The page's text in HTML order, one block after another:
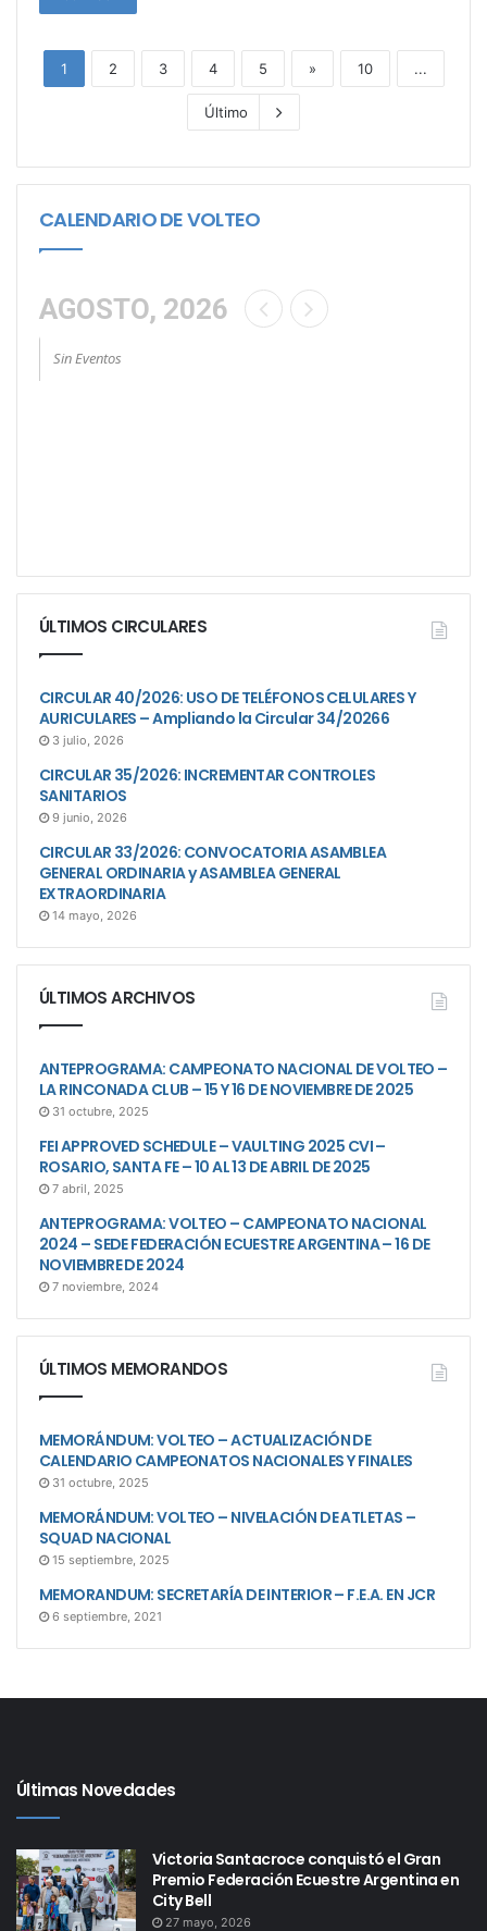
1 2 3 4 5 » 10 ...
Último
CALENDARIO DE VOLTEO
AGOSTO, 2026
Sin Eventos
ÚLTIMOS CIRCULARES
CIRCULAR 40/2026: USO DE TELÉFONOS CELULARES Y
AURICULARES – Ampliando la Circular 34/20266
3 julio, 2026
CIRCULAR 35/2026: INCREMENTAR CONTROLES
SANITARIOS
9 junio, 2026
CIRCULAR 33/2026: CONVOCATORIA ASAMBLEA
GENERAL ORDINARIA y ASAMBLEA GENERAL
EXTRAORDINARIA
14 mayo, 2026
ÚLTIMOS ARCHIVOS
ANTEPROGRAMA: CAMPEONATO NACIONAL DE VOLTEO –
LA RINCONADA CLUB – 15 Y 16 DE NOVIEMBRE DE 2025
31 octubre, 2025
FEI APPROVED SCHEDULE – VAULTING 2025 CVI –
ROSARIO, SANTA FE – 10 AL 13 DE ABRIL DE 2025
7 abril, 2025
ANTEPROGRAMA: VOLTEO – CAMPEONATO NACIONAL
2024 – SEDE FEDERACIÓN ECUESTRE ARGENTINA – 16 DE
NOVIEMBRE DE 2024
7 noviembre, 2024
ÚLTIMOS MEMORANDOS
MEMORÁNDUM: VOLTEO – ACTUALIZACIÓN DE
CALENDARIO CAMPEONATOS NACIONALES Y FINALES
31 octubre, 2025
MEMORÁNDUM: VOLTEO – NIVELACIÓN DE ATLETAS –
SQUAD NACIONAL
15 septiembre, 2025
MEMORANDUM: SECRETARÍA DE INTERIOR – F.E.A. EN JCR
6 septiembre, 2021
Últimas Novedades
Victoria Santacroce conquistó el Gran
Premio Federación Ecuestre Argentina en
City Bell
27 mayo, 2026